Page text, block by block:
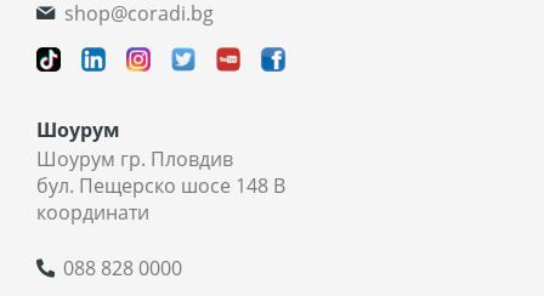
shop@coradi.bg
Шоурум
Шоурум гр. Пловдив
бул. Пещерско шосе 148 В
координати
088 828 0000